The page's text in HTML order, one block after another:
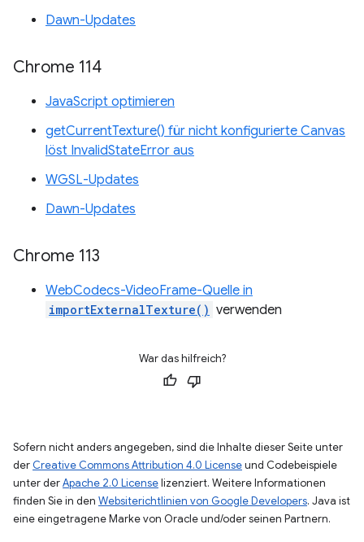
Dawn-Updates
Chrome 114
JavaScript optimieren
getCurrentTexture() für nicht konfigurierte Canvas
löst InvalidStateError aus
WGSL-Updates
Dawn-Updates
Chrome 113
WebCodecs-VideoFrame-Quelle in
importExternalTexture() verwenden
War das hilfreich?
Sofern nicht anders angegeben, sind die Inhalte dieser Seite unter
der Creative Commons Attribution 4.0 Licenseund Codebeispiele
unter derApache 2.0 Licenselizenziert. Weitere Informationen
finden Sie in den Websiterichtlinien von Google Developers. Java ist
eine eingetragene Marke von Oracle und/oder seinen Partnern.